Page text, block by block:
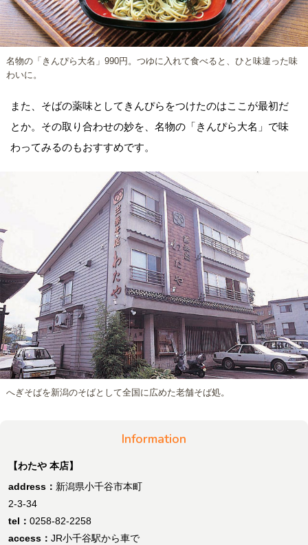
名物の「きんぴら大名」990円。つゆに入れて食べると、ひと味違った味
わいに。
また、そばの薬味としてきんぴらをつけたのはここが最初だ
とか。その取り合わせの妙を、名物の「きんぴら大名」で味
わってみるのもおすすめです。
へぎそばを新潟のそばとして全国に広めた老舗そば処。
Information
【わたや 本店】
address： 新潟県小千谷市本町
2-3-34
tel： 0258-82-2258
access： JR小千谷駅から車で